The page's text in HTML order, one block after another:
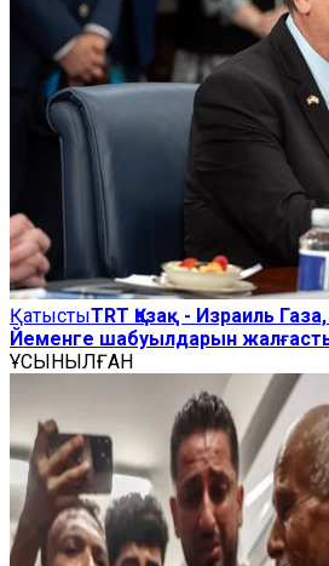
ҚатыстыTRT Қазақ - Израиль
Йеменге шабуылдарын
ҰСЫНЫЛҒАН